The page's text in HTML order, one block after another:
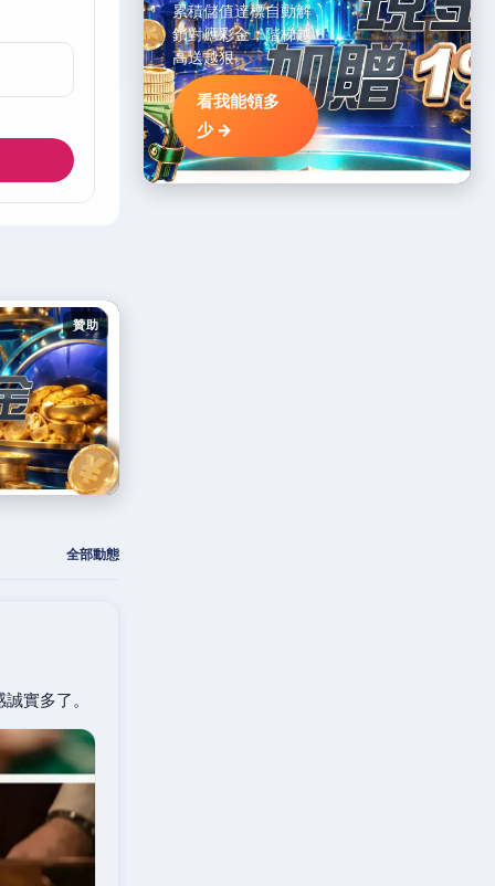
贊助
全部動態
實多了。
累積儲值達標自動解
鎖對應彩金，階梯越
高送越狠。
看我能領多
少 →